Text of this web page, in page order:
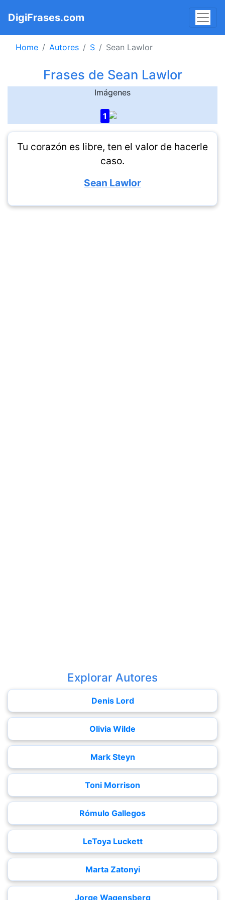
DigiFrases.com
Home Autores S Sean Lawlor
Frases de Sean Lawlor
Imágenes
1
Tu corazón es libre, ten el valor de hacerle
caso.
Sean Lawlor
Explorar Autores
Denis Lord
Olivia Wilde
Mark Steyn
Toni Morrison
Rómulo Gallegos
LeToya Luckett
Marta Zatonyi
Jorge Wagensberg